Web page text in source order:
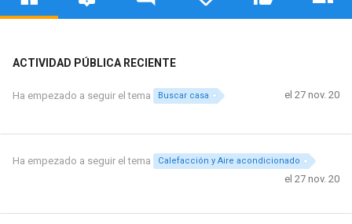
ACTIVIDAD PÚBLICA RECIENTE
Ha empezado a seguir el tema Buscar casa el 27 nov. 20
Ha empezado a seguir el tema Calefacción y Aire acondicionado
el 27 nov. 20